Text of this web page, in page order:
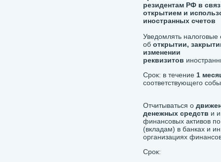
резидентам РФ в
открытием и
иностранных счетов
Уведомлять налоговые
об открытии,
изменении
реквизитов
Срок: в течение 1
соответствующего
Отчитываться о
денежных средств и
финансовых активов
(вкладам) в банках и
организациях
Срок: